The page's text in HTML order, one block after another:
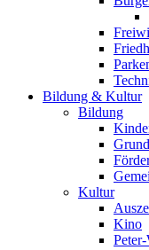
Bildung & Kultur
Bildung
Kultur
Kino